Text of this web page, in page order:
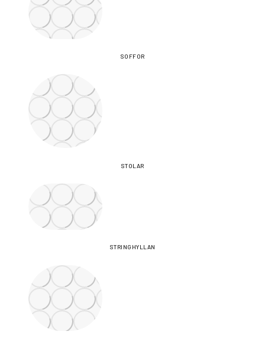
SOFFOR
STOLAR
STRINGHYLLAN